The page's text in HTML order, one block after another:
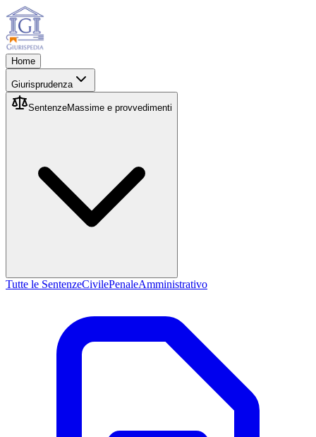
Home
Giurisprudenza
SentenzeMassime e provvedimenti
Tutte le SentenzeCivilePenaleAmministrativo